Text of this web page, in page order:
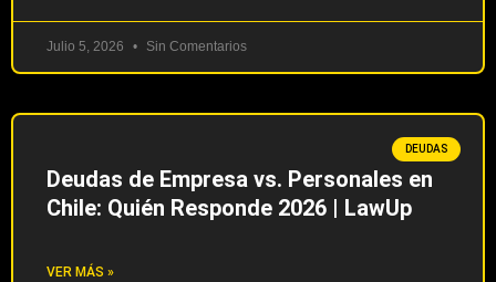
Julio 5, 2026 Sin Comentarios
DEUDAS
Deudas de Empresa vs. Personales en
Chile: Quién Responde 2026 | LawUp
VER MÁS »